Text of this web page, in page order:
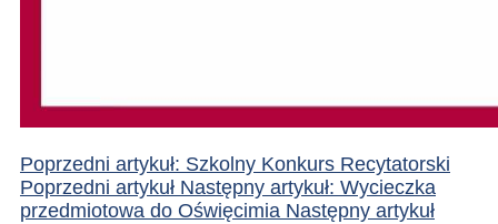
Poprzedni artykuł: Szkolny Konkurs Recytatorski
Poprzedni artykuł Następny artykuł: Wycieczka
przedmiotowa do Oświęcimia Następny artykuł